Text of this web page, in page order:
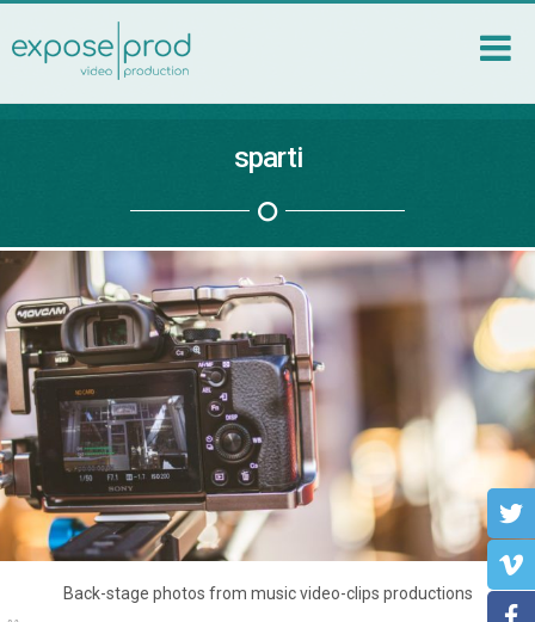
sparti
Back-stage photos from music video-clips productions